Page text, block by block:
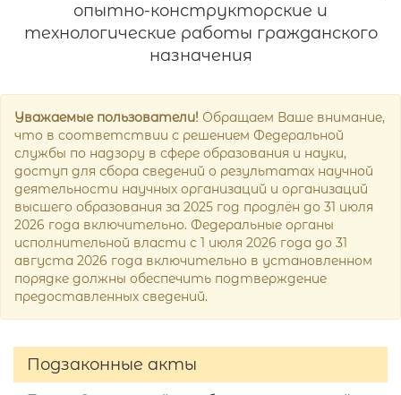
опытно-конструкторские и
технологические работы гражданского
назначения
Уважаемые пользователи! Обращаем Ваше внимание,
что в соответствии с решением Федеральной
службы по надзору в сфере образования и науки,
доступ для сбора сведений о результатах научной
деятельности научных организаций и организаций
высшего образования за 2025 год продлён до 31 июля
2026 года включительно. Федеральные органы
исполнительной власти с 1 июля 2026 года до 31
августа 2026 года включительно в установленном
порядке должны обеспечить подтверждение
предоставленных сведений.
Подзаконные акты